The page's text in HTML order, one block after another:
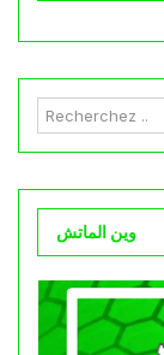
وين الماتش